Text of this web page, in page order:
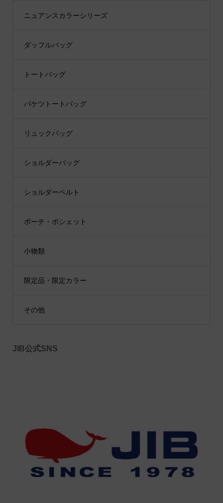
ニュアンスカラーシリーズ
ダッフルバッグ
トートバッグ
バケツトートバッグ
リュックバッグ
ショルダーバッグ
ショルダーベルト
ポーチ・ポシェット
小物類
限定品・限定カラー
その他
JIB公式SNS